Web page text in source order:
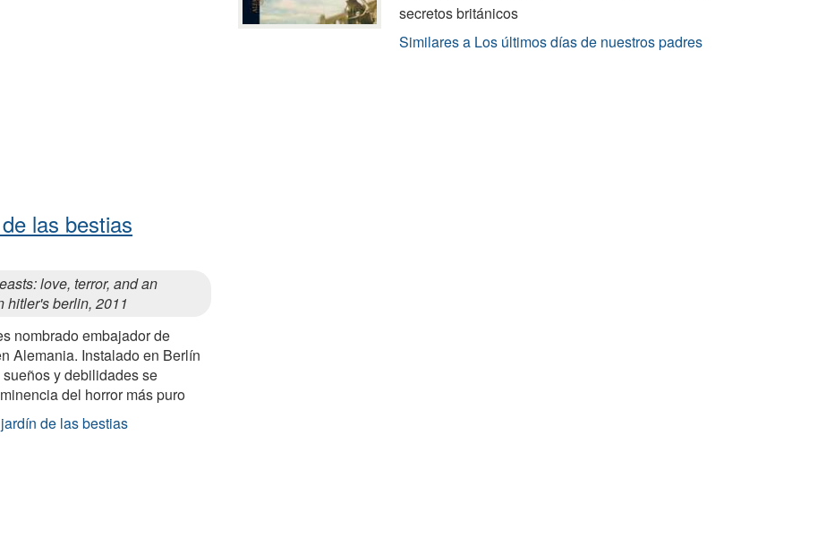
las bestias
love, terror, and an
hitler's berlin, 2011
nombrado embajador de
Alemania. Instalado en Berlín
y debilidades se
del horror más puro
de las bestias
secretos británicos
Similares a Los últimos días de nuestros padres